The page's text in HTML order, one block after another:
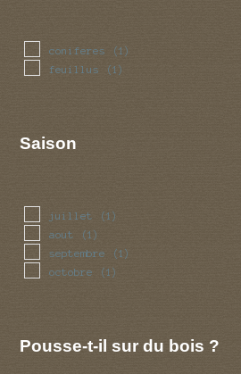
coniferes (1)
feuillus (1)
Saison
juillet (1)
aout (1)
septembre (1)
octobre (1)
Pousse-t-il sur du bois ?